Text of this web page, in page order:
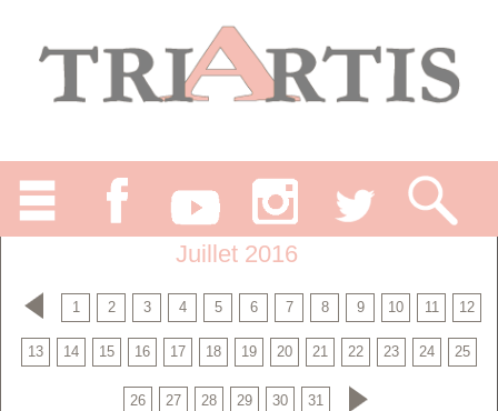
Juillet 2016
1 2 3 4 5 6 7 8 9 10 11 12
13 14 15 16 17 18 19 20 21 22 23 24 25
26 27 28 29 30 31